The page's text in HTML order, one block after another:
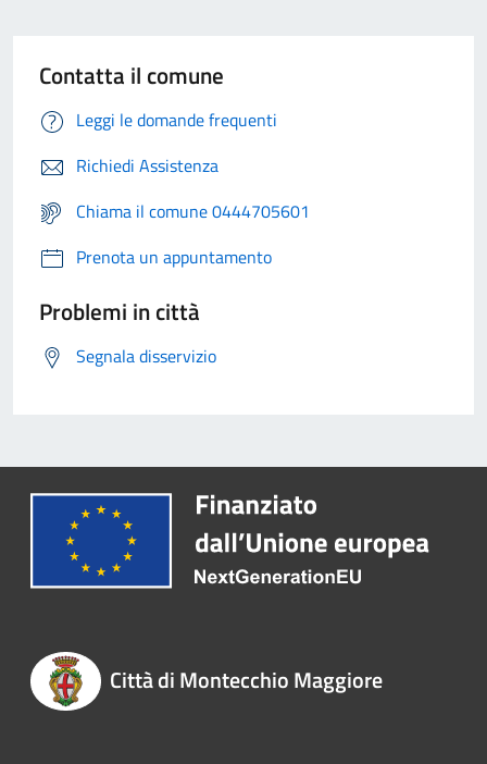
Contatta il comune
Leggi le domande frequenti
Richiedi Assistenza
Chiama il comune 0444705601
Prenota un appuntamento
Problemi in città
Segnala disservizio
Città di Montecchio Maggiore